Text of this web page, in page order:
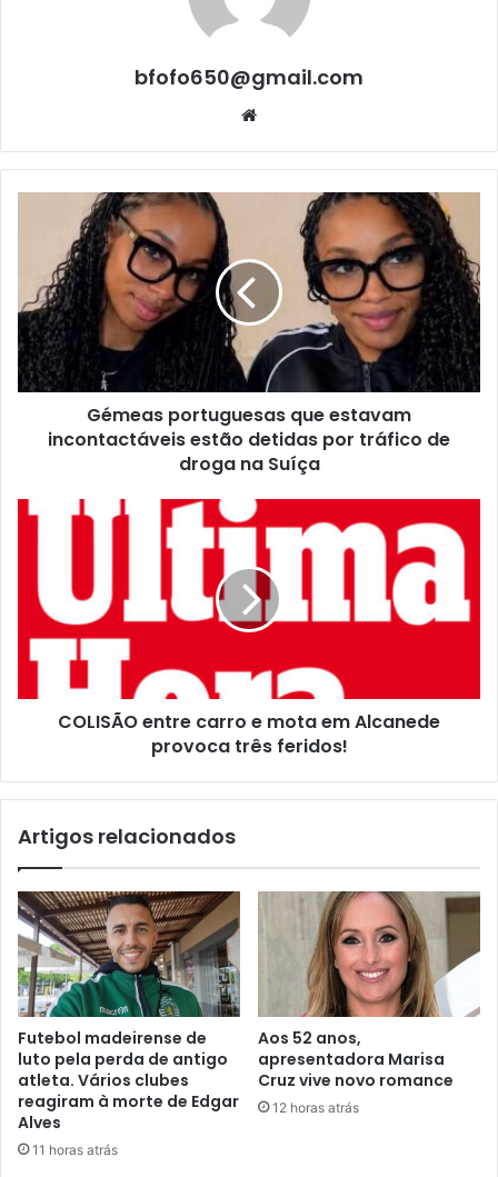
bfofo650@gmail.com
Website
Gémeas portuguesas que estavam
incontactáveis estão detidas por tráfico de
droga na Suíça
COLISÃO entre carro e mota em Alcanede
provoca três feridos!
Artigos relacionados
Futebol madeirense de
luto pela perda de antigo
atleta. Vários clubes
reagiram à morte de Edgar
Alves
11 horas atrás
Aos 52 anos,
apresentadora Marisa
Cruz vive novo romance
12 horas atrás